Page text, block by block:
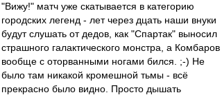
"Вижу!" матч уже скатывается в категорию
городских легенд - лет через дцать наши внуки
будут слушать от дедов, как "Спартак" выносил
страшного галактического монстра, а Комбаров
вообще с оторванными ногами бился. ;-) Не
было там никакой кромешной тьмы - всё
прекрасно было видно. Просто дышать